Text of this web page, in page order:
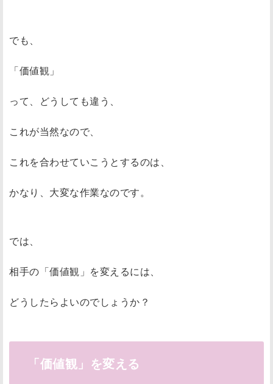
でも、
「価値観」
って、どうしても違う、
これが当然なので、
これを合わせていこうとするのは、
かなり、大変な作業なのです。
では、
相手の「価値観」を変えるには、
どうしたらよいのでしょうか？
「価値観」を変える